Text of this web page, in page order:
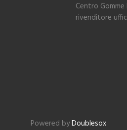
Centro Gomme
rivenditore
Powered byDoublesox